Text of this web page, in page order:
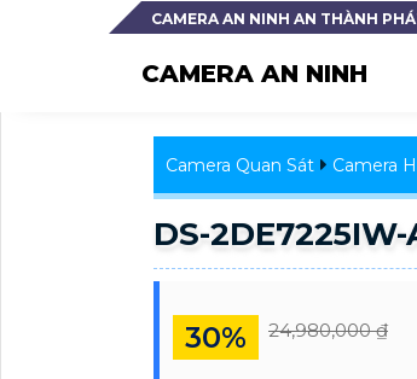
CAMERA AN NINH AN THÀNH
CAMERA AN NINH
Camera Quan Sát Camera
DS-
30% 24,980,000 ₫